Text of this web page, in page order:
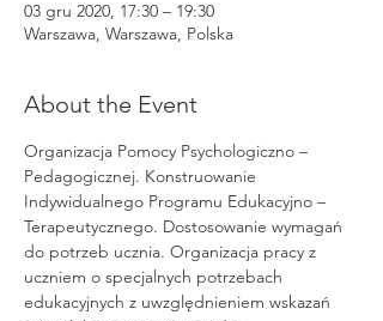
03 gru 2020, 17:30 – 19:30
Warszawa, Warszawa, Polska
About the Event
Organizacja Pomocy Psychologiczno –
Pedagogicznej. Konstruowanie
Indywidualnego Programu Edukacyjno –
Terapeutycznego. Dostosowanie wymagań
do potrzeb ucznia. Organizacja pracy z
uczniem o specjalnych potrzebach
edukacyjnych z uwzględnieniem wskazań